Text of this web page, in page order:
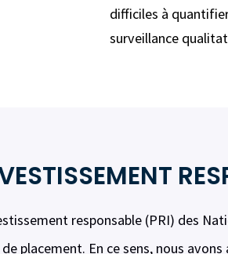
difficiles à
surveillance
responsable (PRI) des
placement. En ce sens, nous